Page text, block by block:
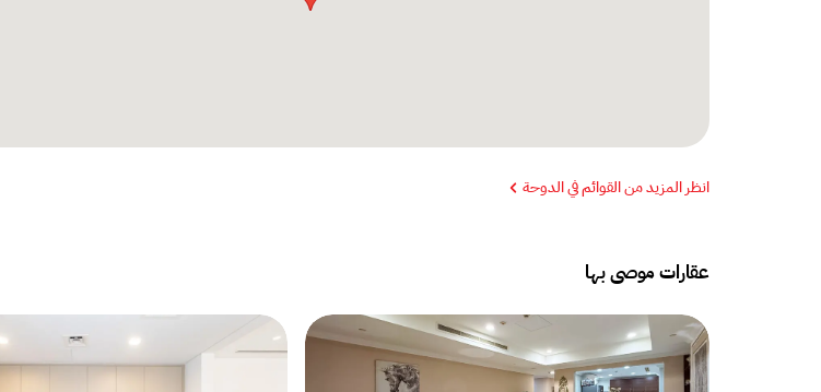
انظر المزيد من القوائم في الدوحة
عقارات موصى بها